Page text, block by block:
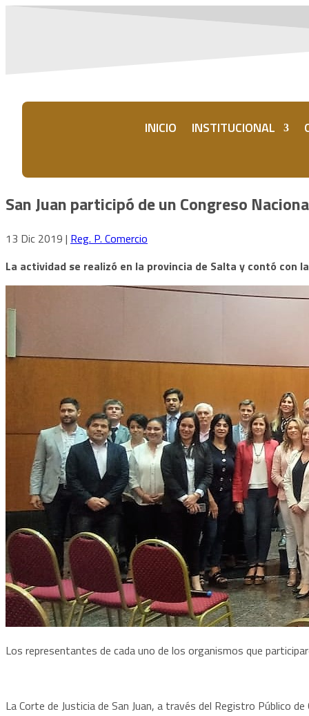
INICIO INSTITUCIONAL
San Juan participó de un Congreso
13 Dic 2019 | Reg. P. Comercio
La actividad se realizó en la provincia de Salta y contó con
Los representantes de cada uno de los organismos que
La Corte de Justicia de San Juan, a través del Registro Público